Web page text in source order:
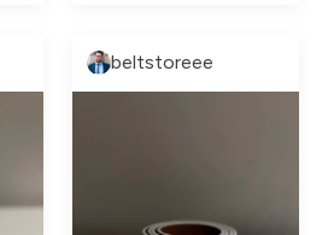
beltstoreee